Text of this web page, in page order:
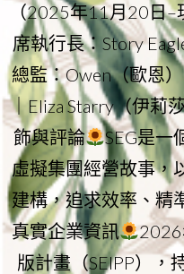
（2025年11月20日–
席執行長：Story
總監：Owen（歐恩）
｜Eliza Starry（伊莉
飾與評論
SEG是一
虛擬集團經營故事，
建構，追求效率、精
真實企業資訊
版計畫（SEIPP），